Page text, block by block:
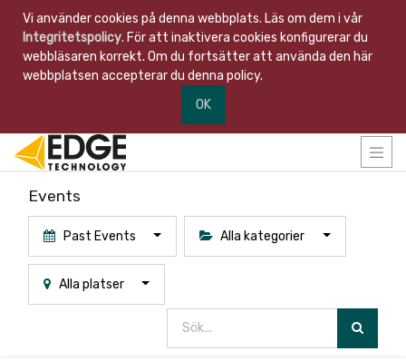
Vi använder cookies på denna webbplats. Läs om dem i vår
Integritetspolicy. För att inaktivera cookies konfigurerar du
webbläsaren korrekt. Om du fortsätter att använda den här
webbplatsen accepterar du denna policy.
OK
Events
Past Events Alla kategorier
Alla platser